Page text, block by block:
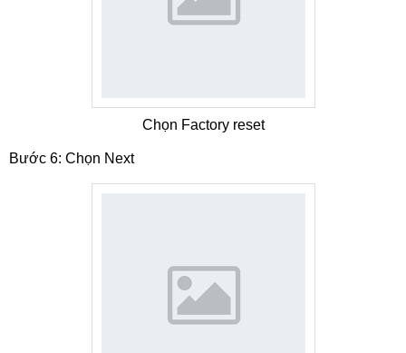
Chọn Factory reset
Bước 6: Chọn Next